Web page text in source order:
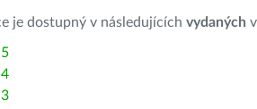
je dostupný v následujících vydaných